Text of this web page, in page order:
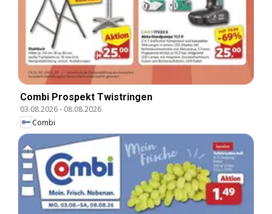
Combi Prospekt Twistringen
03.08.2026- 08.08.2026
Combi